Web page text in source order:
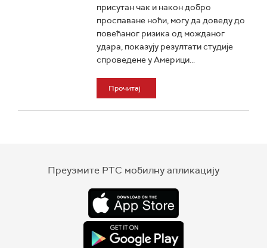
присутан чак и након добро
проспаване ноћи, могу да доведу до
повећаног ризика од можданог
удара, показују резултати студије
спроведене у Америци...
Прочитај
Преузмите РТС мобилну апликацију